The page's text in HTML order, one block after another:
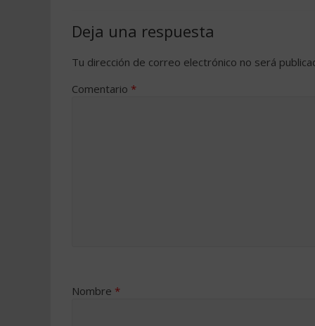
Deja una respuesta
Tu dirección de correo electrónico no será
Comentario *
Nombre *